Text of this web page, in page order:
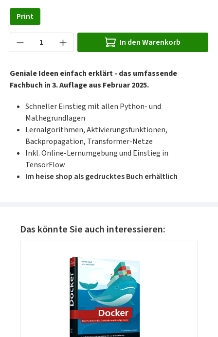
Print
Produkt Anzahl: Gib den gewünschten Wert
In den Warenkorb
Geniale Ideen einfach erklärt - das umfassende
Fachbuch in 3. Auflage aus Februar 2025.
Schneller Einstieg mit allen Python- und
Mathegrundlagen
Lernalgorithmen, Aktivierungsfunktionen,
Backpropagation, Transformer-Netze
Inkl. Online-Lernumgebung und Einstieg in
TensorFlow
Im heise shop als gedrucktes Buch erhältlich
Produktgalerie überspringen
Das könnte Sie auch interessieren: